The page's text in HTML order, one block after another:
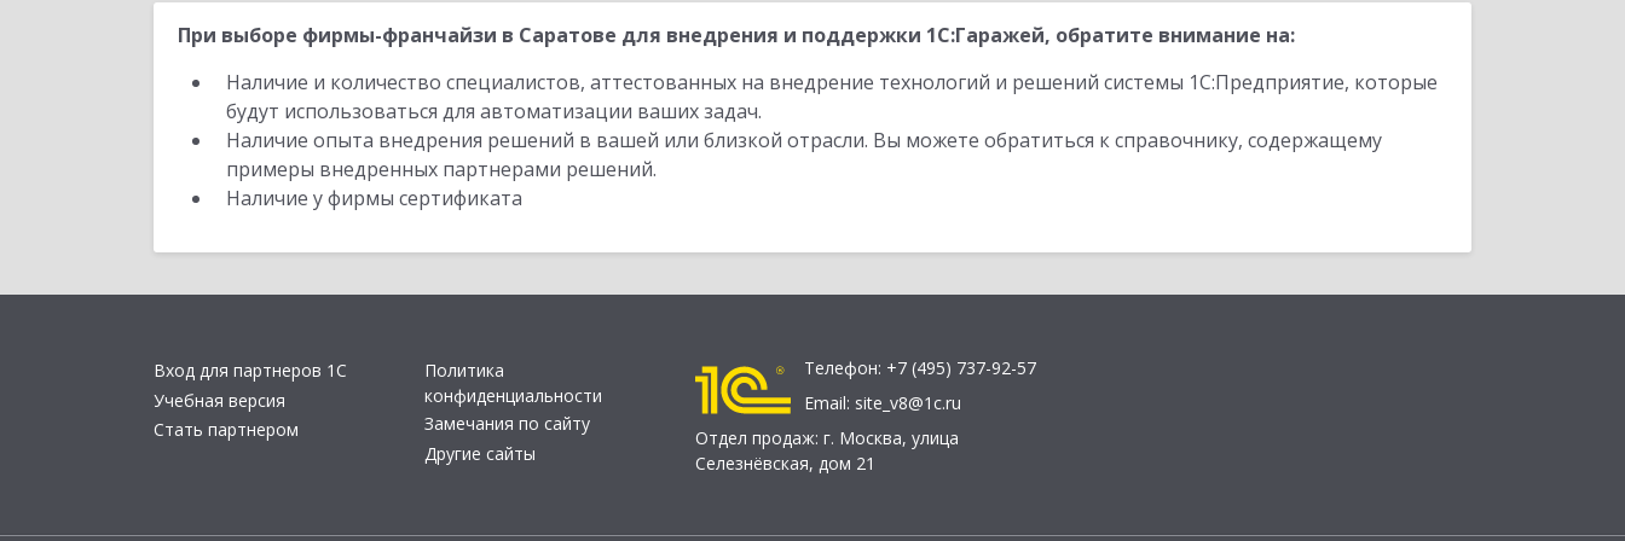
При выборе фирмы-франчайзи в Саратове для внедрения и поддержки 1С:Гаражей, обратите внимание на:
Наличие и количество специалистов, аттестованных на внедрение технологий и решений системы 1С:Предприятие, которые
будут использоваться для автоматизации ваших задач.
Наличие опыта внедрения решений в вашей или близкой отрасли. Вы можете обратиться к справочнику, содержащему
примеры внедренных партнерами решений.
Наличие у фирмы сертификата
Вход для партнеров 1С
Учебная версия
Стать партнером
Политика
конфиденциальности
Замечания по сайту
Другие сайты
Телефон: +7 (495) 737-92-57
Email: site_v8@1c.ru
Отдел продаж: г. Москва, улица
Селезнёвская, дом 21